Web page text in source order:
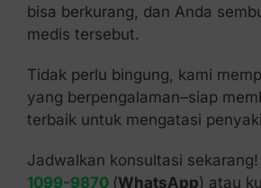
bisa berkurang, dan Anda
medis tersebut.
Tidak perlu bingung, kami
yang berpengalaman–siap
terbaik untuk mengatasi
Jadwalkan konsultasi
1099-9870 (WhatsApp) atau